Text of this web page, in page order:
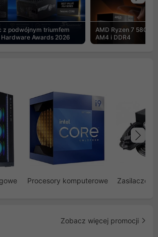
z podwójnym triumfem
Awards 2026
AMD Ryzen 7
AM4 i DDR4
Procesory komputerowe Zasilacze
Zobacz więcej promocji